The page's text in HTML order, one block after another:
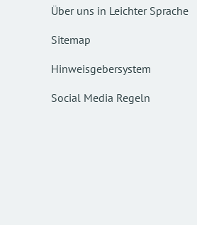
Über uns in Leichter Sprache
Sitemap
Hinweisgebersystem
Social Media Regeln